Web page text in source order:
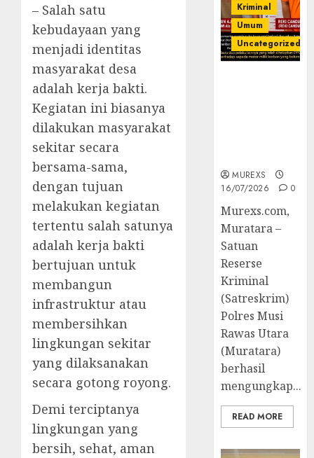
– Salah satu
kebudayaan yang
menjadi identitas
masyarakat desa
adalah kerja bakti.
Kegiatan ini biasanya
dilakukan masyarakat
sekitar secara
bersama-sama,
dengan tujuan
melakukan kegiatan
tertentu salah satunya
adalah kerja bakti
bertujuan untuk
membangun
infrastruktur atau
membersihkan
lingkungan sekitar
yang dilaksanakan
secara gotong royong.
Demi terciptanya
lingkungan yang
bersih, sehat, aman
Kriminal
Umum
Uncategorized
MUREXS
16/07/2026
0
Murexs.com,
Muratara –
Satuan
Reserse
Kriminal
(Satreskrim)
Polres Musi
Rawas Utara
(Muratara)
berhasil
mengungkap...
READ MORE